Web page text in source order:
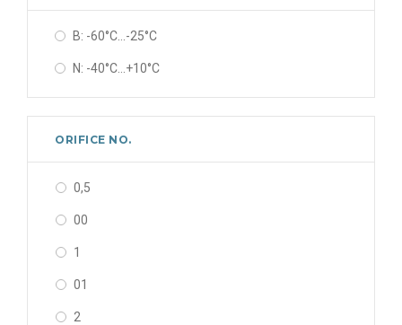
B: -60°C...-25°C
N: -40°C...+10°C
ORIFICE NO.
0,5
00
1
01
2